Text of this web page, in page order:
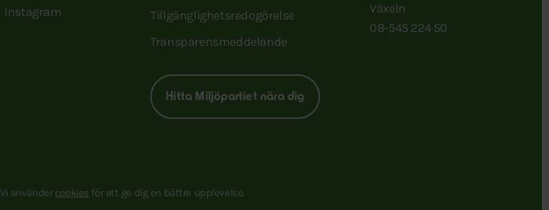
Instagram
Tillgänglighetsredogörelse
Transparensmeddelande
Hitta Miljöpartiet nära dig
Växeln
08-545 224 50
Vi använder cookies för att ge dig en bättre upplevelse.